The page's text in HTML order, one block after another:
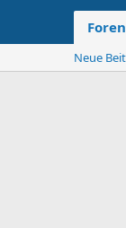
Foren
Neue